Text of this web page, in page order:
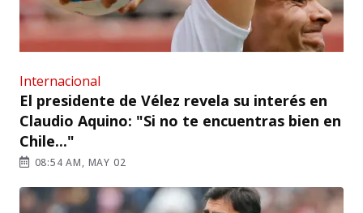
Internacional
El presidente de Vélez revela su interés en
Claudio Aquino: "Si no te encuentras bien en
Chile..."
08:54 AM, MAY 02